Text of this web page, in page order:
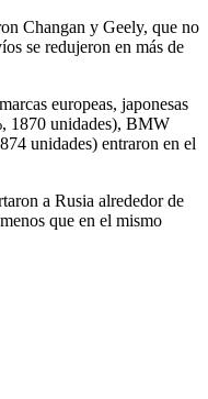
Changan y Geely, que no
se redujeron en más de
europeas, japonesas
1870 unidades), BMW
unidades) entraron en el
a Rusia alrededor de
que en el mismo